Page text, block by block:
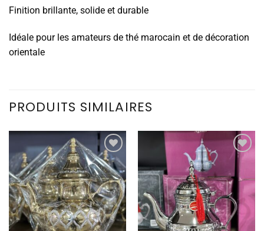
Finition brillante, solide et durable
Idéale pour les amateurs de thé marocain et de décoration
orientale
PRODUITS SIMILAIRES